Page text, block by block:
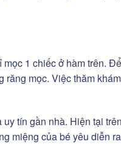
1 chiếc ở hàm trên. Để
răng mọc. Việc thăm khám
tín gần nhà. Hiện tại trên
miệng của bé yêu diễn ra